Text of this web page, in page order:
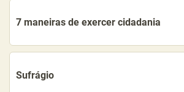
7 maneiras de exercer cidadania
Sufrágio